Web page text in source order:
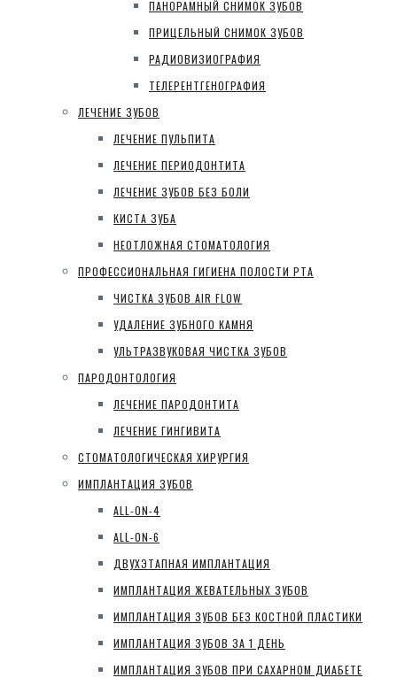
ПАНОРАМНЫЙ СНИМОК ЗУБОВ
ПРИЦЕЛЬНЫЙ СНИМОК ЗУБОВ
РАДИОВИЗИОГРАФИЯ
ТЕЛЕРЕНТГЕНОГРАФИЯ
ЛЕЧЕНИЕ ЗУБОВ
ЛЕЧЕНИЕ ПУЛЬПИТА
ЛЕЧЕНИЕ ПЕРИОДОНТИТА
ЛЕЧЕНИЕ ЗУБОВ БЕЗ БОЛИ
КИСТА ЗУБА
НЕОТЛОЖНАЯ СТОМАТОЛОГИЯ
ПРОФЕССИОНАЛЬНАЯ ГИГИЕНА ПОЛОСТИ РТА
ЧИСТКА ЗУБОВ AIR FLOW
УДАЛЕНИЕ ЗУБНОГО КАМНЯ
УЛЬТРАЗВУКОВАЯ ЧИСТКА ЗУБОВ
ПАРОДОНТОЛОГИЯ
ЛЕЧЕНИЕ ПАРОДОНТИТА
ЛЕЧЕНИЕ ГИНГИВИТА
СТОМАТОЛОГИЧЕСКАЯ ХИРУРГИЯ
ИМПЛАНТАЦИЯ ЗУБОВ
ALL-ON-4
ALL-ON-6
ДВУХЭТАПНАЯ ИМПЛАНТАЦИЯ
ИМПЛАНТАЦИЯ ЖЕВАТЕЛЬНЫХ ЗУБОВ
ИМПЛАНТАЦИЯ ЗУБОВ БЕЗ КОСТНОЙ ПЛАСТИКИ
ИМПЛАНТАЦИЯ ЗУБОВ ЗА 1 ДЕНЬ
ИМПЛАНТАЦИЯ ЗУБОВ ПРИ САХАРНОМ ДИАБЕТЕ